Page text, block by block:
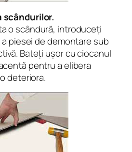
scândurilor.
o scândură, introduceți
piesei de demontare sub
Bateți ușor cu ciocanul
pentru a elibera
deteriora.